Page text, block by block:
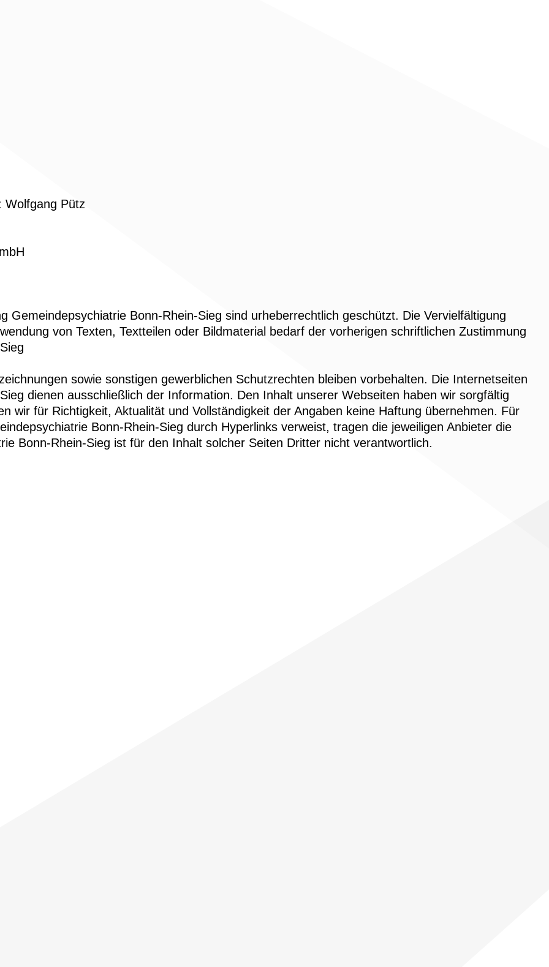
Wolfgang Pütz
Gemeindepsychiatrie Bonn-Rhein-Sieg sind urheberrechtlich geschützt. Die Vervielfältigung
von Texten, Textteilen oder Bildmaterial bedarf der vorherigen schriftlichen Zustimmung
sowie sonstigen gewerblichen Schutzrechten bleiben vorbehalten. Die Internetseiten
dienen ausschließlich der Information. Den Inhalt unserer Webseiten haben wir sorgfältig
wir für Richtigkeit, Aktualität und Vollständigkeit der Angaben keine Haftung übernehmen. Für
Bonn-Rhein-Sieg durch Hyperlinks verweist, tragen die jeweiligen Anbieter die
Bonn-Rhein-Sieg ist für den Inhalt solcher Seiten Dritter nicht verantwortlich.